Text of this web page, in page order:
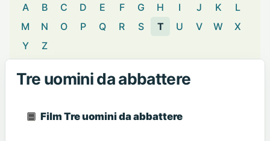
A B C D E F G H I J K
L
M
N O P Q R S T U V W
X
Y
Z
Tre uomini da abbattere
Film Tre uomini da abbattere